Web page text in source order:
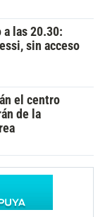
las 20.30:
sin acceso
el centro
de la